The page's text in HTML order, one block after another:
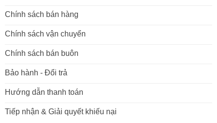
Chính sách bán hàng
Chính sách vận chuyển
Chính sách bán buôn
Bảo hành - Đổi trả
Hướng dẫn thanh toán
Tiếp nhận & Giải quyết khiếu nại